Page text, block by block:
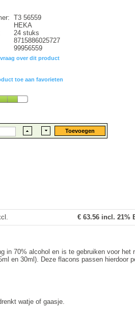
T3 56559
HEKA
24 stuks
8715886025727
99956559
over dit product
toe aan favorieten
€ 63.56 incl. 21%
in 70% alcohol en is te gebruiken voor het
en 30ml). Deze flacons passen hierdoor
watje of gaasje.